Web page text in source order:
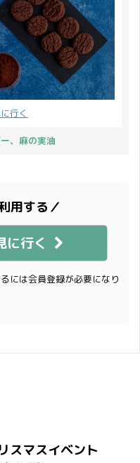
行く
、麻の実油
用する／
に行く
には会員登録が必要になり
スマスイベント